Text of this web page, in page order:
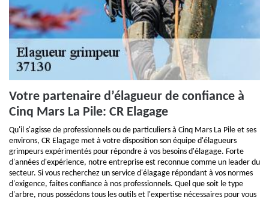
Votre partenaire d’élagueur de confiance à
Cinq Mars La Pile: CR Elagage
Qu'il s'agisse de professionnels ou de particuliers à Cinq Mars La Pile et ses
environs, CR Elagage met à votre disposition son équipe d'élagueurs
grimpeurs expérimentés pour répondre à vos besoins d'élagage. Forte
d'années d'expérience, notre entreprise est reconnue comme un leader du
secteur. Si vous recherchez un service d'élagage répondant à vos normes
d'exigence, faites confiance à nos professionnels. Quel que soit le type
d'arbre, nous possédons tous les outils et l'expertise nécessaires pour vous